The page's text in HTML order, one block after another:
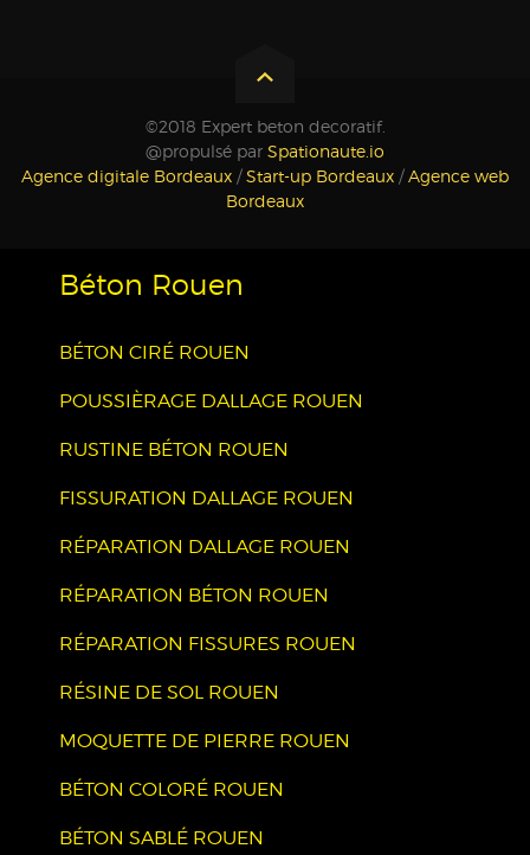
©2018 Expert beton decoratif.
@propulsé par Spationaute.io
Agence digitale Bordeaux /Start-up Bordeaux /Agence web
Bordeaux
Béton Rouen
BÉTON CIRÉ ROUEN
POUSSIÈRAGE DALLAGE ROUEN
RUSTINE BÉTON ROUEN
FISSURATION DALLAGE ROUEN
RÉPARATION DALLAGE ROUEN
RÉPARATION BÉTON ROUEN
RÉPARATION FISSURES ROUEN
RÉSINE DE SOL ROUEN
MOQUETTE DE PIERRE ROUEN
BÉTON COLORÉ ROUEN
BÉTON SABLÉ ROUEN